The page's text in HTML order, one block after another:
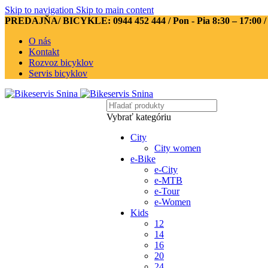
Skip to navigation Skip to main content
PREDAJŇA/ BICYKLE: 0944 452 444 / Pon - Pia 8:30 – 17:00
O nás
Kontakt
Rozvoz bicyklov
Servis bicyklov
Vybrať kategóriu
City
City women
e-Bike
e-City
e-MTB
e-Tour
e-Women
Kids
12
14
16
20